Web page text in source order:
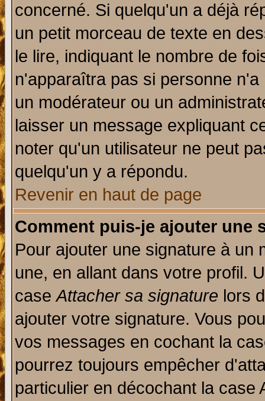
concerné. Si quelqu'un a déjà
un petit morceau de texte en
le lire, indiquant le nombre de
n'apparaîtra pas si personne
un modérateur ou un
laisser un message expliquant
noter qu'un utilisateur ne peut
quelqu'un y a répondu.
Revenir en haut de page
Comment puis-je ajouter une
Pour ajouter une signature à un
une, en allant dans votre profil.
caseAttacher sa signature lors
ajouter votre signature. Vous
vos messages en cochant la
pourrez toujours empêcher
particulier en décochant la